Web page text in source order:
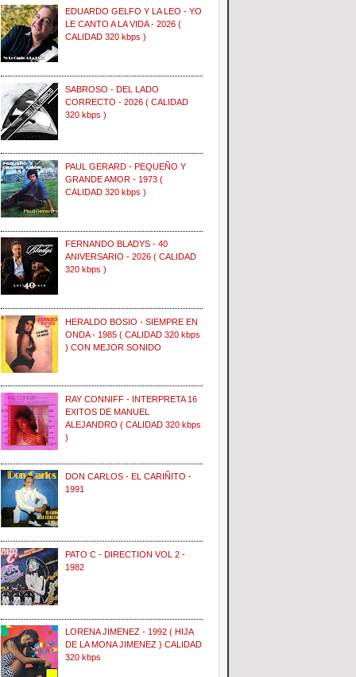
EDUARDO GELFO Y LA LEO - YO
LE CANTO A LA VIDA - 2026 (
CALIDAD 320 kbps )
SABROSO - DEL LADO
CORRECTO - 2026 ( CALIDAD
320 kbps )
PAUL GERARD - PEQUEÑO Y
GRANDE AMOR - 1973 (
CALIDAD 320 kbps )
FERNANDO BLADYS - 40
ANIVERSARIO - 2026 ( CALIDAD
320 kbps )
HERALDO BOSIO - SIEMPRE EN
ONDA - 1985 ( CALIDAD 320 kbps
) CON MEJOR SONIDO
RAY CONNIFF - INTERPRETA 16
EXITOS DE MANUEL
ALEJANDRO ( CALIDAD 320 kbps
)
DON CARLOS - EL CARIÑITO -
1991
PATO C - DIRECTION VOL 2 -
1982
LORENA JIMENEZ - 1992 ( HIJA
DE LA MONA JIMENEZ ) CALIDAD
320 kbps